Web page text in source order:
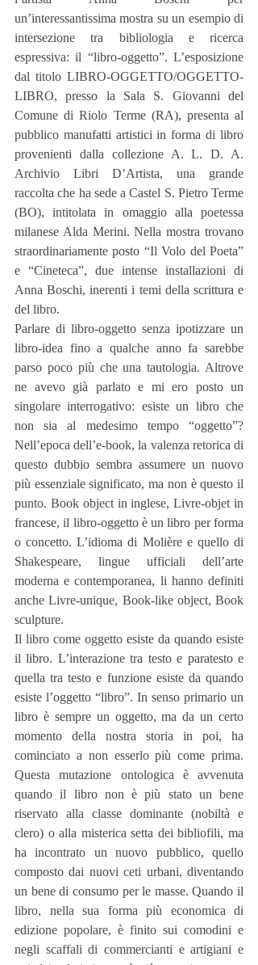
un’interessantissima mostra su un esempio di
intersezione tra bibliologia e ricerca
espressiva: il “libro-oggetto”. L’esposizione
dal titolo LIBRO-OGGETTO/OGGETTO-
LIBRO, presso la Sala S. Giovanni del
Comune di Riolo Terme (RA), presenta al
pubblico manufatti artistici in forma di libro
provenienti dalla collezione A. L. D. A.
Archivio Libri D’Artista, una grande
raccolta che ha sede a Castel S. Pietro Terme
(BO), intitolata in omaggio alla poetessa
milanese Alda Merini. Nella mostra trovano
straordinariamente posto “Il Volo del Poeta”
e “Cineteca”, due intense installazioni di
Anna Boschi, inerenti i temi della scrittura e
del libro.
Parlare di libro-oggetto senza ipotizzare un
libro-idea fino a qualche anno fa sarebbe
parso poco più che una tautologia. Altrove
ne avevo già parlato e mi ero posto un
singolare interrogativo: esiste un libro che
non sia al medesimo tempo “oggetto”?
Nell’epoca dell’e-book, la valenza retorica di
questo dubbio sembra assumere un nuovo
più essenziale significato, ma non è questo il
punto. Book object in inglese, Livre-objet in
francese, il libro-oggetto è un libro per forma
o concetto. L’idioma di Molière e quello di
Shakespeare, lingue ufficiali dell’arte
moderna e contemporanea, li hanno definiti
anche Livre-unique, Book-like object, Book
sculpture.
Il libro come oggetto esiste da quando esiste
il libro. L’interazione tra testo e paratesto e
quella tra testo e funzione esiste da quando
esiste l’oggetto “libro”. In senso primario un
libro è sempre un oggetto, ma da un certo
momento della nostra storia in poi, ha
cominciato a non esserlo più come prima.
Questa mutazione ontologica è avvenuta
quando il libro non è più stato un bene
riservato alla classe dominante (nobiltà e
clero) o alla misterica setta dei bibliofili, ma
ha incontrato un nuovo pubblico, quello
composto dai nuovi ceti urbani, diventando
un bene di consumo per le masse. Quando il
libro, nella sua forma più economica di
edizione popolare, è finito sui comodini e
negli scaffali di commercianti e artigiani e